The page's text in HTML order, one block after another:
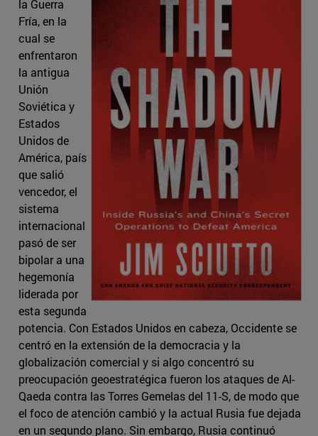
la Guerra
Fría, en la
cual se
enfrentaron
la antigua
Unión
Soviética y
Estados
Unidos de
América, país
que salió
vencedor, el
sistema
internacional
pasó de ser
bipolar a una
hegemonía
liderada por
esta segunda
potencia. Con Estados Unidos en cabeza, Occidente se
centró en la extensión de la democracia y la
globalización comercial y si algo concentró su
preocupación geoestratégica fueron los ataques de Al-
Qaeda contra las Torres Gemelas del 11-S, de modo que
el foco de atención cambió y la actual Rusia fue dejada
en un segundo plano. Sin embargo, Rusia continuó